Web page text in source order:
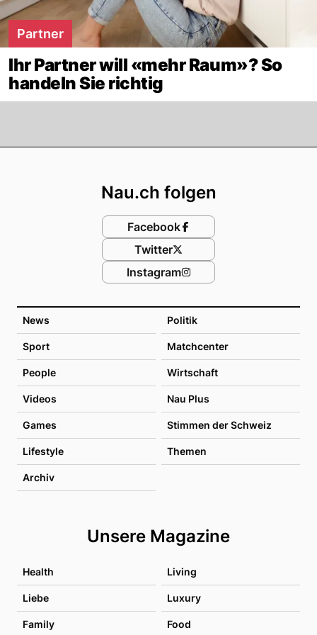
Partner
Ihr Partner will «mehr Raum»? So
handeln Sie richtig
News Politik
Sport Matchcenter
People Wirtschaft
Videos Nau Plus
Games Stimmen der Schweiz
Lifestyle Themen
Archiv
Unsere Magazine
Health Living
Liebe Luxury
Family Food
Nau.ch folgen
Facebook
Twitter
Instagram